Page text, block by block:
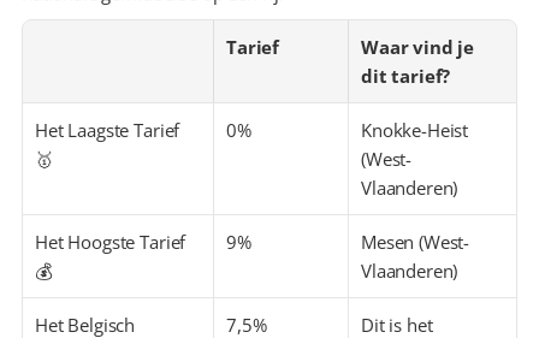
Tarief
Waar vind je
dit tarief?
Het Laagste Tarief
🥇
0%
Knokke-Heist
(West-
Vlaanderen)
Het Hoogste Tarief
💰
9%
Mesen (West-
Vlaanderen)
Het Belgisch
7,5%
Dit is het